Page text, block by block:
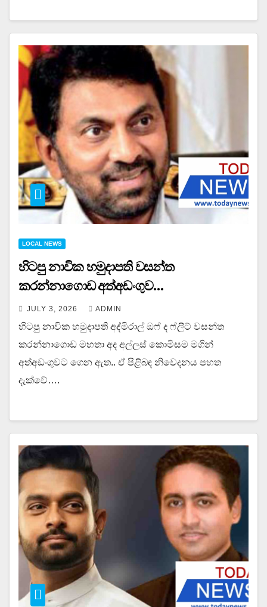
LOCAL NEWS
හිටපු නාවික හමුදාපති වසන්ත
කරන්නාගොඩ අත්අඩංගුව…
JULY 3, 2026 ADMIN
හිටපු නාවික හමුදාපති අද්මිරාල් ඔෆ් ද ෆ්ලීට් වසන්ත
කරන්නාගොඩ මහතා අද අල්ලස් කොමිසම මගින්
අත්අඩංගුවට ගෙන ඇත.. ඒ පිළිබඳ නිවෙදනය පහත
දැක්වේ….